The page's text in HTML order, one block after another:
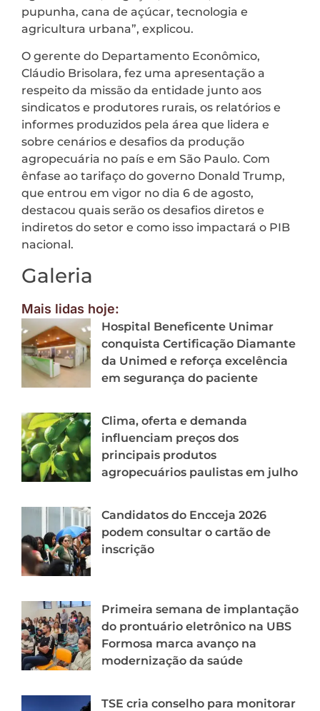
pupunha, cana de açúcar, tecnologia e
agricultura urbana”, explicou.
O gerente do Departamento Econômico,
Cláudio Brisolara, fez uma apresentação a
respeito da missão da entidade junto aos
sindicatos e produtores rurais, os relatórios e
informes produzidos pela área que lidera e
sobre cenários e desafios da produção
agropecuária no país e em São Paulo. Com
ênfase ao tarifaço do governo Donald Trump,
que entrou em vigor no dia 6 de agosto,
destacou quais serão os desafios diretos e
indiretos do setor e como isso impactará o PIB
nacional.
Galeria
Mais lidas hoje:
Hospital Beneficente Unimar
conquista Certificação Diamante
da Unimed e reforça excelência
em segurança do paciente
Clima, oferta e demanda
influenciam preços dos
principais produtos
agropecuários paulistas em julho
Candidatos do Encceja 2026
podem consultar o cartão de
inscrição
Primeira semana de implantação
do prontuário eletrônico na UBS
Formosa marca avanço na
modernização da saúde
TSE cria conselho para monitorar